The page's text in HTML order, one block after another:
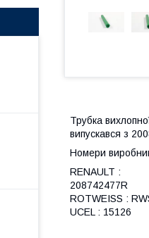
Трубка
випускався з
Номери
RENAULT :
208742477R
ROTWEISS :
UCEL : 15126